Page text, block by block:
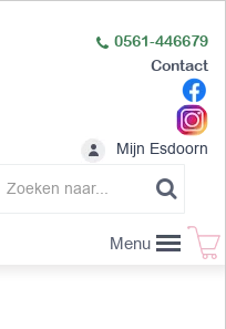
0561-446679
Contact
Mijn Esdoorn
Menu